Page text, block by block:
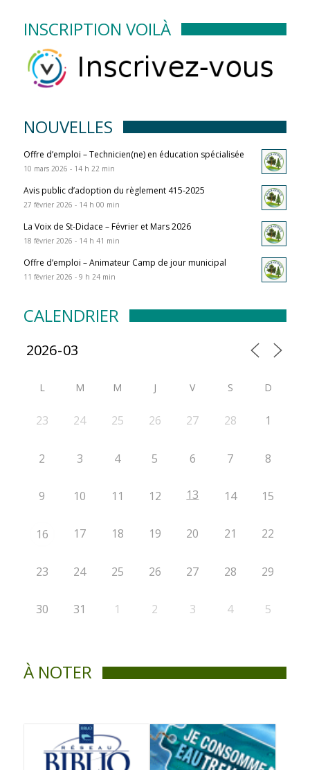
INSCRIPTION VOILÀ
NOUVELLES
Offre d’emploi – Technicien(ne) en éducation spécialisée
10 mars 2026 - 14 h 22 min
Avis public d’adoption du règlement 415-2025
27 février 2026 - 14 h 00 min
La Voix de St-Didace – Février et Mars 2026
18 février 2026 - 14 h 41 min
Offre d’emploi – Animateur Camp de jour municipal
11 février 2026 - 9 h 24 min
CALENDRIER
L M M J V S D
23 24 25 26 27 28 1
2 3 4 5 6 7 8
9 10 11 12 13 14 15
16 17 18 19 20 21 22
23 24 25 26 27 28 29
30 31 1 2 3 4 5
À NOTER